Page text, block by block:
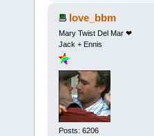
love_bbm
Mary Twist Del Mar ❤
Jack + Ennis
Posts: 6206